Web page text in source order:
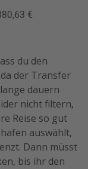
du den
der Transfer
dauern
nicht filtern,
Reise so gut
auswählt,
Dann müsst
bis ihr den